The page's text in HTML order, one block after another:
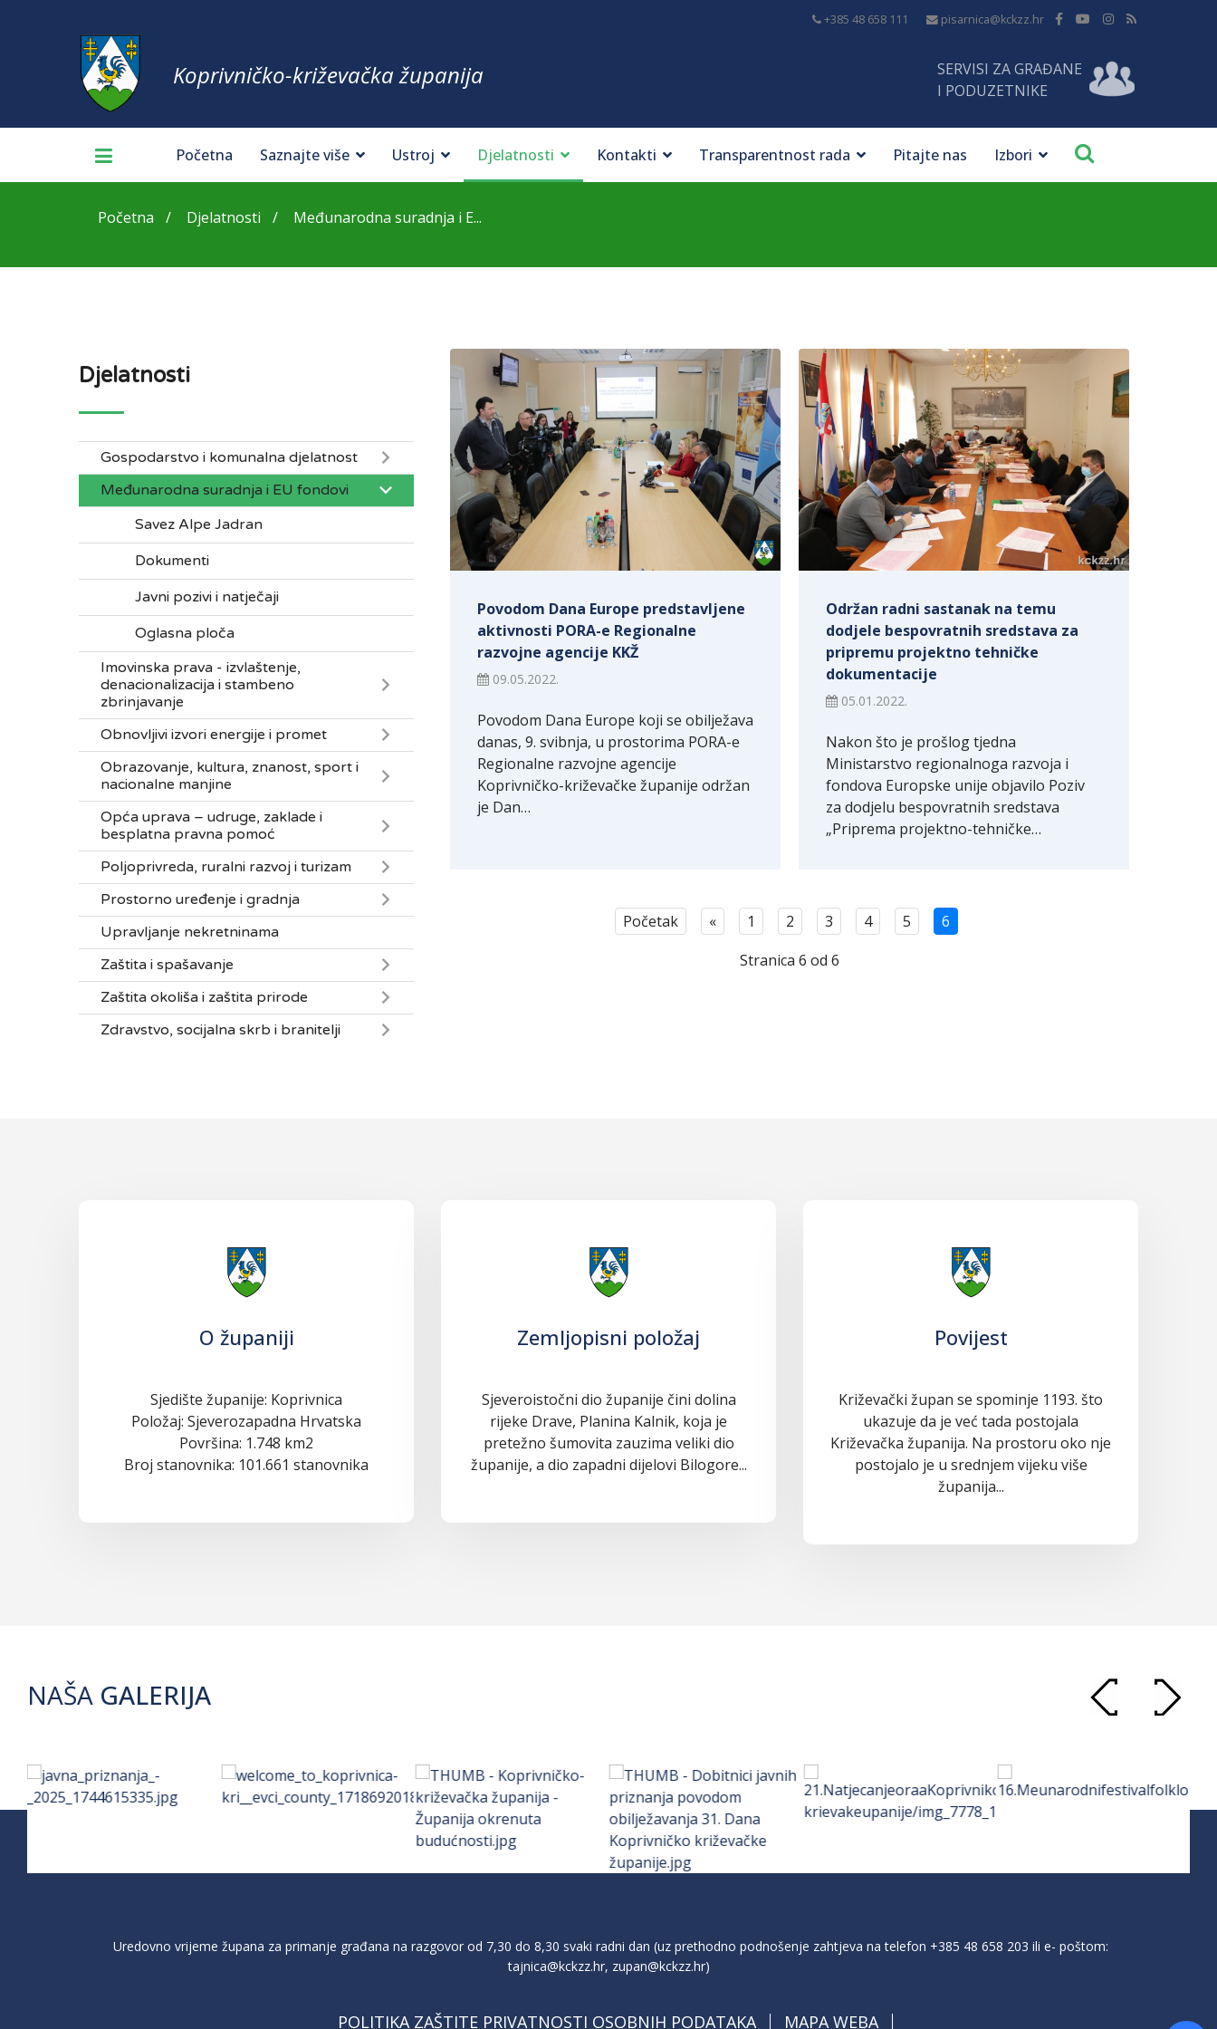
+385 48 658 111 pisarnica@kckzz.hr
Koprivničko-križevačka županija
SERVISI ZA GRAĐANE
I PODUZETNIKE
Početna Saznajte više Ustroj Djelatnosti Kontakti Transparentnost rada Pitajte nas Izbori
Početna Djelatnosti Međunarodna suradnja i E...
Djelatnosti
Gospodarstvo i komunalna djelatnost
Međunarodna suradnja i EU fondovi
Savez Alpe Jadran
Dokumenti
Javni pozivi i natječaji
Oglasna ploča
Imovinska prava - izvlaštenje,
denacionalizacija i stambeno
zbrinjavanje
Obnovljivi izvori energije i promet
Obrazovanje, kultura, znanost, sport i
nacionalne manjine
Opća uprava – udruge, zaklade i
besplatna pravna pomoć
Poljoprivreda, ruralni razvoj i turizam
Prostorno uređenje i gradnja
Upravljanje nekretninama
Zaštita i spašavanje
Zaštita okoliša i zaštita prirode
Zdravstvo, socijalna skrb i branitelji
Povodom Dana Europe predstavljene
aktivnosti PORA-e Regionalne
razvojne agencije KKŽ
09.05.2022.
Povodom Dana Europe koji se obilježava
danas, 9. svibnja, u prostorima PORA-e
Regionalne razvojne agencije
Koprivničko-križevačke županije održan
je Dan…
Održan radni sastanak na temu
dodjele bespovratnih sredstava za
pripremu projektno tehničke
dokumentacije
05.01.2022.
Nakon što je prošlog tjedna
Ministarstvo regionalnoga razvoja i
fondova Europske unije objavilo Poziv
za dodjelu bespovratnih sredstava
„Priprema projektno-tehničke…
Početak « 1 2 3 4 5
6
Stranica 6 od 6
O županiji
Sjedište županije: Koprivnica
Položaj: Sjeverozapadna Hrvatska
Površina: 1.748 km2
Broj stanovnika: 101.661 stanovnika
Zemljopisni položaj
Sjeveroistočni dio županije čini dolina
rijeke Drave, Planina Kalnik, koja je
pretežno šumovita zauzima veliki dio
županije, a dio zapadni dijelovi Bilogore...
Povijest
Križevački župan se spominje 1193. što
ukazuje da je već tada postojala
Križevačka županija. Na prostoru oko nje
postojalo je u srednjem vijeku više
županija...
NAŠA GALERIJA
Uredovno vrijeme župana za primanje građana na razgovor od 7,30 do 8,30 svaki radni dan (uz prethodno podnošenje zahtjeva na telefon +385 48 658 203 ili e- poštom:
tajnica@kckzz.hr, zupan@kckzz.hr)
POLITIKA ZAŠTITE PRIVATNOSTI OSOBNIH PODATAKA MAPA WEBA